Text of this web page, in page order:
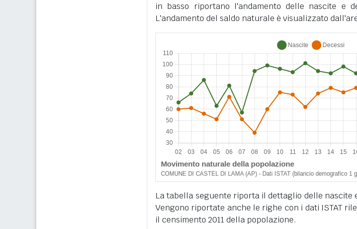
in basso riportano l'andamento delle nascite e
L'andamento del saldo naturale è visualizzato
La tabella seguente riporta il dettaglio delle nascite
Vengono riportate anche le righe con i dati ISTAT
il censimento 2011 della popolazione.